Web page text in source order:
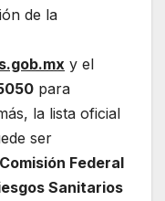
de la
y el
para
la lista oficial
ser
Comisión Federal
Sanitarios